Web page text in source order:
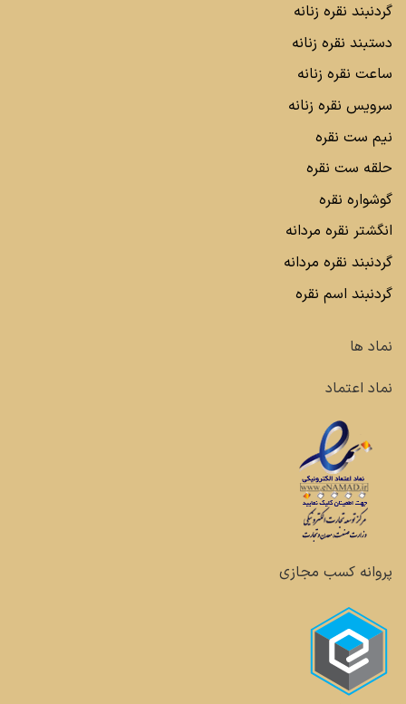
گردنبند نقره زنانه
دستبند نقره زنانه
ساعت نقره زنانه
سرویس نقره زنانه
نیم ست نقره
حلقه ست نقره
گوشواره نقره
انگشتر نقره مردانه
گردنبند نقره مردانه
گردنبند اسم نقره
نماد ها
نماد اعتماد
پروانه کسب مجازی